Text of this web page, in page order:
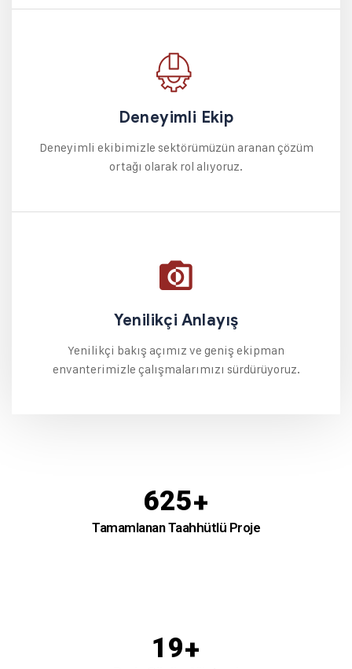
Deneyimli Ekip
Deneyimli ekibimizle sektörümüzün aranan çözüm
ortağı olarak rol alıyoruz.​
Yenilikçi Anlayış
Yenilikçi bakış açımız ve geniş ekipman
envanterimizle çalışmalarımızı sürdürüyoruz.​
625+
Tamamlanan Taahhütlü Proje
19+